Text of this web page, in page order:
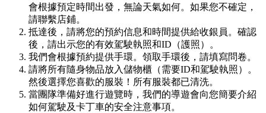
會根據預定時間出發，無論天氣如何。如果您不確定，
請聯繫店鋪。
抵達後，請將您的預約信息和時間提供給收銀員。確認
後，請出示您的有效駕駛執照和ID（護照）。
我們會根據預約提供手環。領取手環後，請填寫問卷。
請將所有隨身物品放入儲物櫃（需要ID和駕駛執照）。
然後選擇您喜歡的服裝！所有服裝都已清洗。
當團隊準備好進行遊覽時，我們的導遊會向您簡要介紹
如何駕駛及卡丁車的安全注意事項。